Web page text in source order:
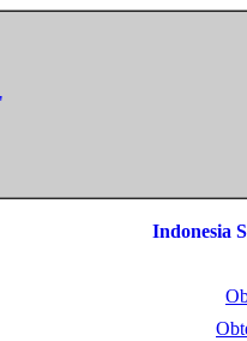
Indonesia